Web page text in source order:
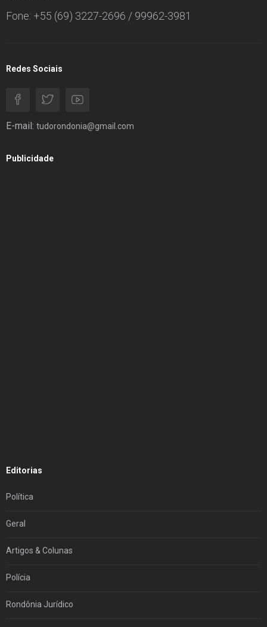
Fone: +55 (69) 3227-2696 / 99962-3981
Redes Sociais
E-mail: tudorondonia@gmail.com
Publicidade
Editorias
Política
Geral
Artigos & Colunas
Polícia
Rondônia Jurídico